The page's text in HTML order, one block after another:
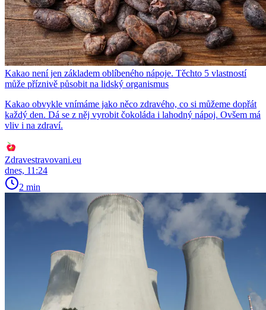
Kakao není jen základem oblíbeného nápoje. Těchto 5 vlastností
může příznivě působit na lidský organismus
Kakao obvykle vnímáme jako něco zdravého, co si můžeme dopřát
každý den. Dá se z něj vyrobit čokoláda i lahodný nápoj. Ovšem má
vliv i na zdraví.
Zdravestravovani.eu
dnes, 11:24
2 min